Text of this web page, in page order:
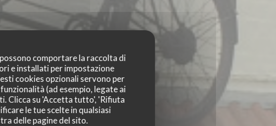
comportare la raccolta di
e installati per impostazione
cookies opzionali servono per
(ad esempio, legate ai
Clicca su 'Accetta tutto', 'Rifiuta
le tue scelte in qualsiasi
delle pagine del sito.